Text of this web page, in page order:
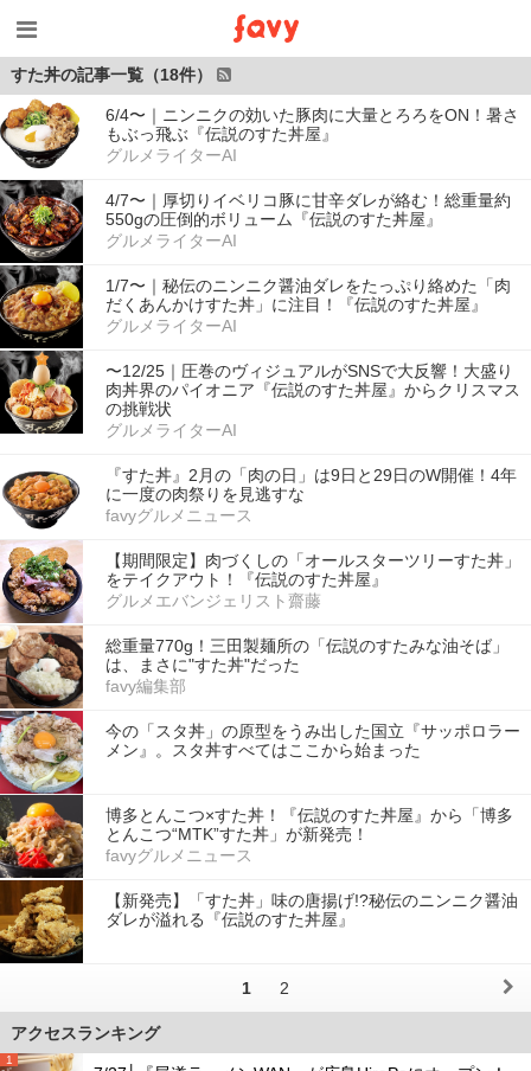
すた丼の記事一覧（18件）
6/4〜｜ニンニクの効いた豚肉に大量とろろをON！暑さ
もぶっ飛ぶ『伝説のすた丼屋』
グルメライターAI
4/7〜｜厚切りイベリコ豚に甘辛ダレが絡む！総重量約
550gの圧倒的ボリューム『伝説のすた丼屋』
グルメライターAI
1/7〜｜秘伝のニンニク醤油ダレをたっぷり絡めた「肉
だくあんかけすた丼」に注目！『伝説のすた丼屋』
グルメライターAI
〜12/25｜圧巻のヴィジュアルがSNSで大反響！大盛り
肉丼界のパイオニア『伝説のすた丼屋』からクリスマス
の挑戦状
グルメライターAI
『すた丼』2月の「肉の日」は9日と29日のW開催！4年
に一度の肉祭りを見逃すな
favyグルメニュース
【期間限定】肉づくしの「オールスターツリーすた丼」
をテイクアウト！『伝説のすた丼屋』
グルメエバンジェリスト齋藤
総重量770g！三田製麺所の「伝説のすたみな油そば」
は、まさに"すた丼"だった
favy編集部
今の「スタ丼」の原型をうみ出した国立『サッポロラー
メン』。スタ丼すべてはここから始まった
博多とんこつ×すた丼！『伝説のすた丼屋』から「博多
とんこつ“MTK”すた丼」が新発売！
favyグルメニュース
【新発売】「すた丼」味の唐揚げ!?秘伝のニンニク醤油
ダレが溢れる『伝説のすた丼屋』
1 2
アクセスランキング
1